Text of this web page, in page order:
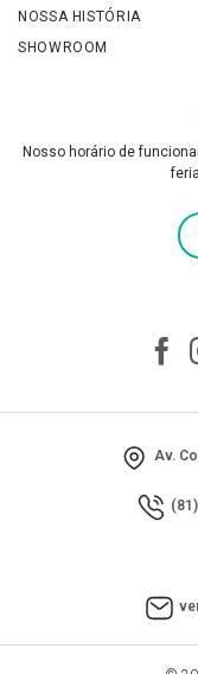
NOSSA HISTÓRIA
SHOWROOM
Nosso horário de
Av.